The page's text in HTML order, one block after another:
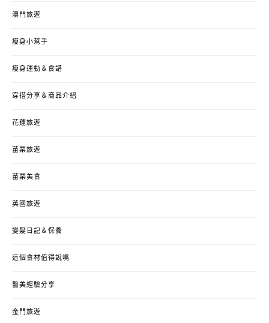
澳門旅遊
瘦身小幫手
瘦身運動＆食譜
穿搭分享＆商品介紹
花蓮旅遊
苗栗旅遊
苗栗美食
英國旅遊
變髮日記＆保養
這個食材值得說嘴
醫美經驗分享
金門旅遊